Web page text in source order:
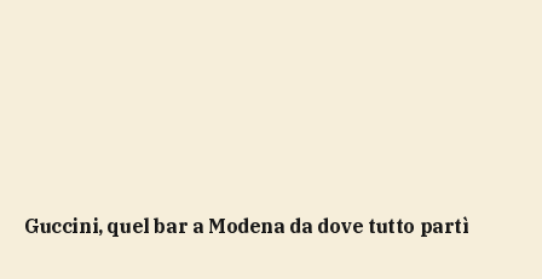
Guccini, quel bar a Modena da dove tutto partì